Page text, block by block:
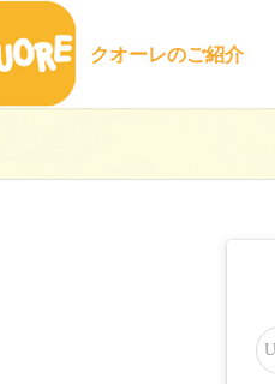
クオーレのご紹介